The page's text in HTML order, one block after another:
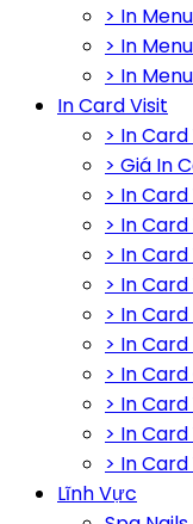
> In
> In
> In
In Card Visit
> In
> Giá In
> In
> In
> In
> In
> In
> In
> In
> In
> In
> In
Lĩnh Vực